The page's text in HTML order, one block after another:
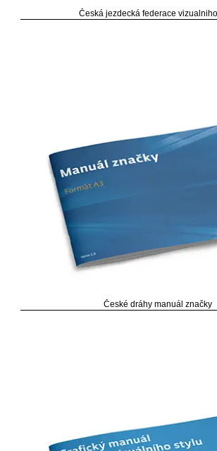
Česká jezdecká federace
České dráhy manuál značky